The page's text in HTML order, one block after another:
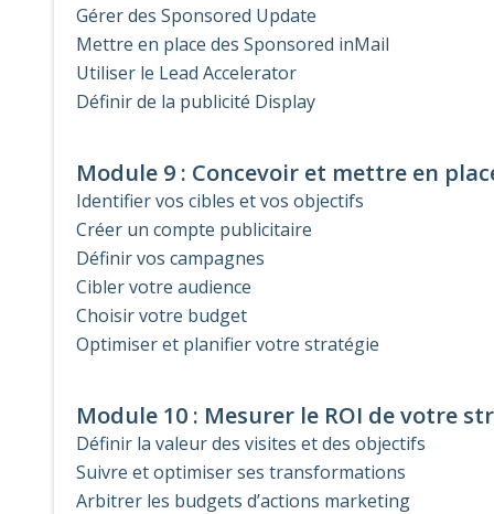
Gérer des Sponsored Update
Mettre en place des Sponsored inMail
Utiliser le Lead Accelerator
Définir de la publicité Display
Module 9 : Concevoir et mettre en
Identifier vos cibles et vos objectifs
Créer un compte publicitaire
Définir vos campagnes
Cibler votre audience
Choisir votre budget
Optimiser et planifier votre stratégie
Module 10 : Mesurer le ROI de votre
Définir la valeur des visites et des objectifs
Suivre et optimiser ses transformations
Arbitrer les budgets d’actions marketing